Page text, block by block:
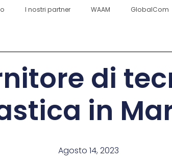
I nostri partner WAAM GlobalCom
di
in
Agosto 14, 2023